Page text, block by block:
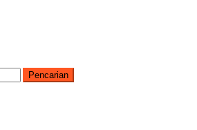
Pencarian